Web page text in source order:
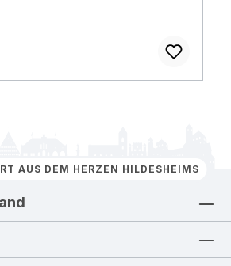
AUS DEM HERZEN HILDESHEIMS